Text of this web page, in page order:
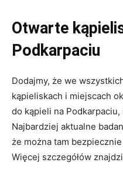
Otwarte
Podkarpaciu
Dodajmy, że we
kąpieliskach i miejscach
do kąpieli na
Najbardziej aktualne
że można tam
Więcej szczegółów